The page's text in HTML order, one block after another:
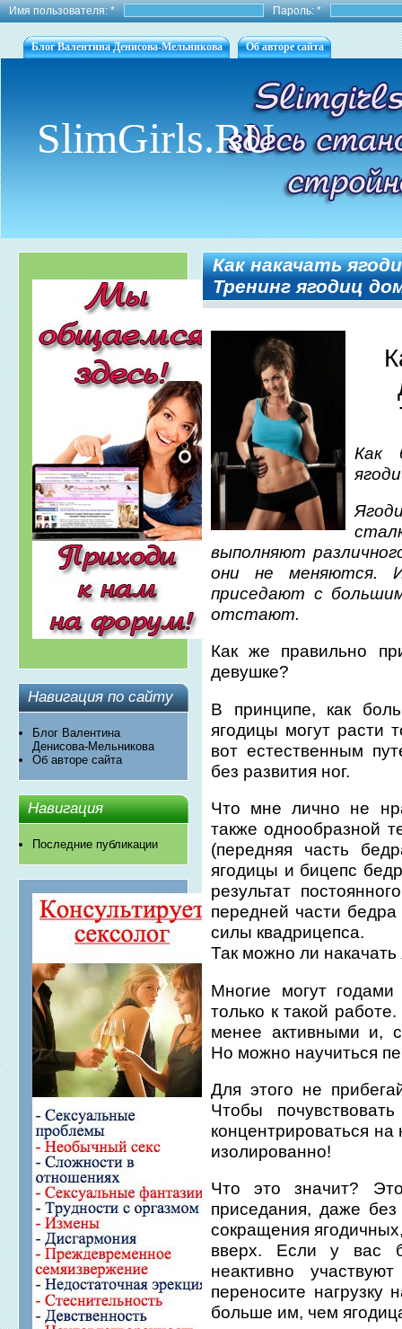
Имя пользователя:* Пароль:*
Блог Валентина Денисова-Мельникова Об авторе сайта
SlimGirls.RU
Навигация по сайту
Блог Валентина
Денисова-Мельникова
Об авторе сайта
Навигация
Последние публикации
Как накачать
Тренинг ягодиц
Как
выполняют
они не меняются.
приседают с
отстают.
Как же правильно
девушке?
В принципе, как
ягодицы могут расти
вот естественным
без развития ног.
Что мне лично не
также однообразной
(передняя часть
ягодицы и бицепс
результат
передней части
силы квадрицепса.
Так можно ли
Многие могут годами
только к такой
менее активными и,
Но можно научиться
Для этого не
Чтобы
концентрироваться на
изолированно!
Что это значит?
приседания, даже
сокращения
вверх. Если у вас
неактивно
переносите нагрузку
больше им, чем